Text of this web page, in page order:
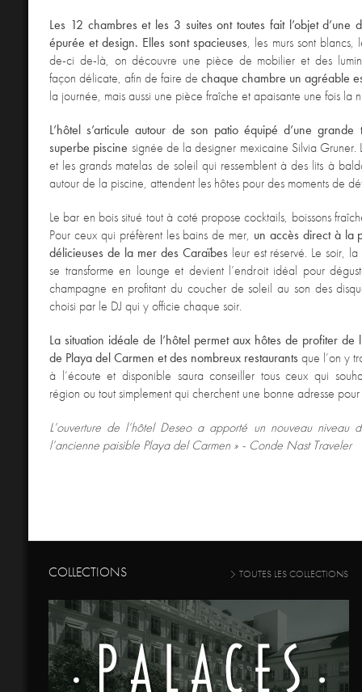
Les 12 chambres et les 3 suites ont toutes fait l’objet d’une
épurée et design. Elles sont spacieuses, les murs sont blancs,
de-ci de-là, on découvre une pièce de mobilier et des
façon délicate, afin de faire de chaque chambre un agréable
la journée, mais aussi une pièce fraîche et apaisante une fois la
L’hôtel s’articule autour de son patio équipé d’une grande
superbe piscine signée de la designer mexicaine Silvia Gruner.
et les grands matelas de soleil qui ressemblent à des lits à
autour de la piscine, attendent les hôtes pour des moments de
Le bar en bois situé tout à coté propose cocktails, boissons
Pour ceux qui préfèrent les bains de mer, un accès direct à la
délicieuses de la mer des Caraïbes leur est réservé. Le soir,
se transforme en lounge et devient l’endroit idéal pour
champagne en profitant du coucher de soleil au son des
choisi par le DJ qui y officie chaque soir.
La situation idéale de l’hôtel permet aux hôtes de profiter de
de Playa del Carmen et des nombreux restaurants que l’on y
à l’écoute et disponible saura conseiller tous ceux qui
région ou tout simplement qui cherchent une bonne adresse
L’ouverture de l’hôtel Deseo a apporté un nouveau niveau
l’ancienne paisible Playa del Carmen » - Conde Nast Traveler
COLLECTIONS TOUTES LES COLLECTIONS